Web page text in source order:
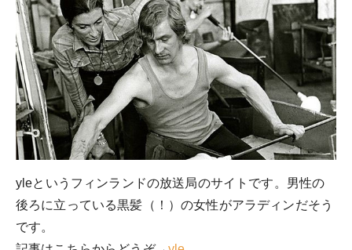
yleというフィンランドの放送局のサイトです。男性の
後ろに立っている黒髪（！）の女性がアラディンだそう
です。